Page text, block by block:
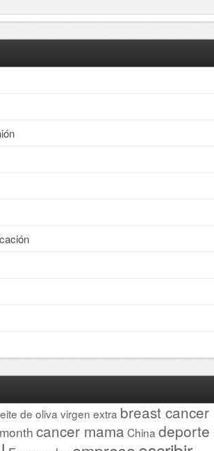
de oliva virgen extra breast cancer
cancer mama China deporte